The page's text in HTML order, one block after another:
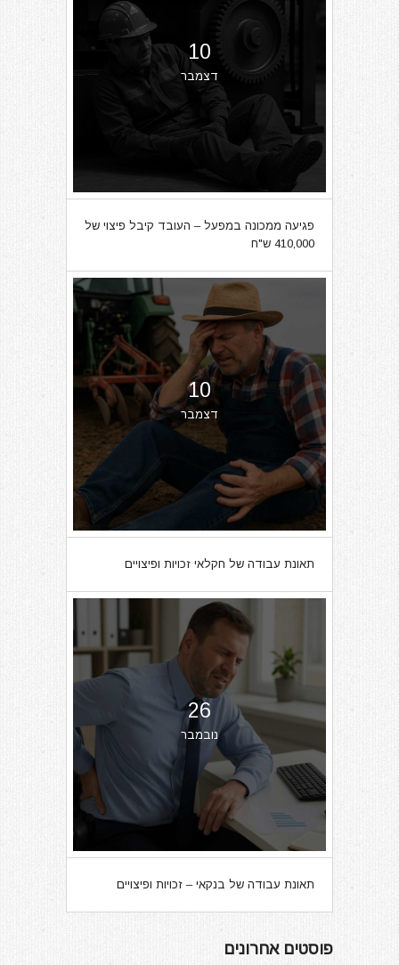
10
דצמבר
פגיעה ממכונה במפעל – העובד קיבל פיצוי של
410,000 ש"ח
10
דצמבר
תאונת עבודה של חקלאי זכויות ופיצויים
26
נובמבר
תאונת עבודה של בנקאי – זכויות ופיצויים
פוסטים אחרונים